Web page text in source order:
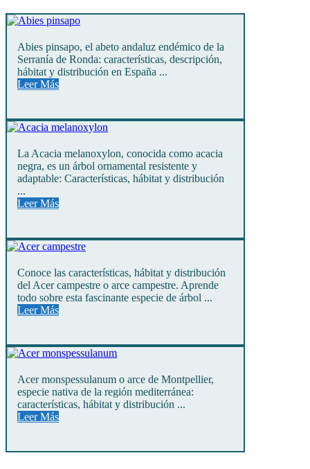
Abies pinsapo, el abeto andaluz endémico de la
Serranía de Ronda: características, descripción,
hábitat y distribución en España ...
Leer Más
La Acacia melanoxylon, conocida como acacia
negra, es un árbol ornamental resistente y
adaptable: Características, hábitat y distribución
...
Leer Más
Conoce las características, hábitat y distribución
del Acer campestre o arce campestre. Aprende
todo sobre esta fascinante especie de árbol ...
Leer Más
Acer monspessulanum o arce de Montpellier,
especie nativa de la región mediterránea:
características, hábitat y distribución ...
Leer Más